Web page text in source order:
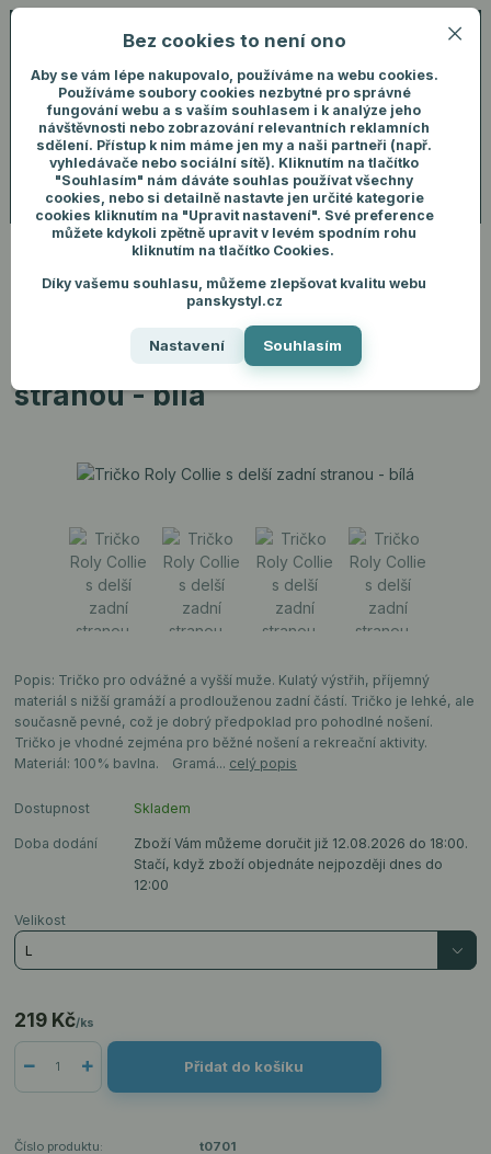
Menu
+420 731 292 460
Přihlášení
Hledat
ks
Úvod Pánské oblečení Trička
Tričko Roly Collie s delší zadní stranou
Tričko Roly Collie s delší zadní
stranou - bílá
Popis: Tričko pro odvážné a vyšší muže. Kulatý výstřih, příjemný
materiál s nižší gramáží a prodlouženou zadní částí. Tričko je lehké, ale
současně pevné, což je dobrý předpoklad pro pohodlné nošení.
Tričko je vhodné zejména pro běžné nošení a rekreační aktivity.
Materiál: 100% bavlna. Gramá... celý popis
Dostupnost Skladem
Doba dodání
Zboží Vám můžeme doručit již 12.08.2026 do 18:00.
Stačí, když zboží objednáte nejpozději dnes do
12:00
Velikost
219 Kč/ks
Přidat do košíku
Číslo produktu:
t0701
Bez cookies to není ono
Aby se vám lépe nakupovalo, používáme na webu cookies.
Používáme soubory cookies nezbytné pro správné
fungování webu a s vaším souhlasem i k analýze jeho
návštěvnosti nebo zobrazování relevantních reklamních
sdělení. Přístup k nim máme jen my a naši partneři (např.
vyhledávače nebo sociální sítě). Kliknutím na tlačítko
"Souhlasím" nám dáváte souhlas používat všechny
cookies, nebo si detailně nastavte jen určité kategorie
cookies kliknutím na "Upravit nastavení". Své preference
můžete kdykoli zpětně upravit v levém spodním rohu
kliknutím na tlačítko Cookies.
Díky vašemu souhlasu, můžeme zlepšovat kvalitu webu
panskystyl.cz
Nastavení Souhlasím